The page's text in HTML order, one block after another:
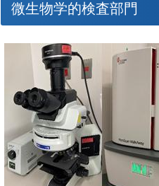
微生物学的検査部門